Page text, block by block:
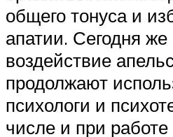
общего тонуса и
апатии. Сегодня
воздействие
продолжают
психологи и
числе и при работе